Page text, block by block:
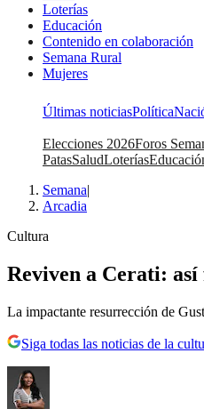
Loterías
Educación
Contenido en colaboración
Semana Rural
Mujeres
Últimas noticiasPolítica
Elecciones 2026Foros
PatasSaludLoterías
Semana|
Arcadia
Cultura
Reviven a Cerati: así
La impactante resurrección de
Siga todas las noticias de la